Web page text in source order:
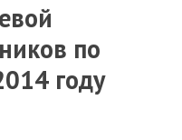
по
году